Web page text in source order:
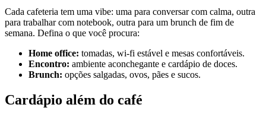
Cada cafeteria tem uma vibe: uma para conversar com calma, outra
para trabalhar com notebook, outra para um brunch de fim de
semana. Defina o que você procura:
Home office: tomadas, wi-fi estável e mesas confortáveis.
Encontro: ambiente aconchegante e cardápio de doces.
Brunch: opções salgadas, ovos, pães e sucos.
Cardápio além do café